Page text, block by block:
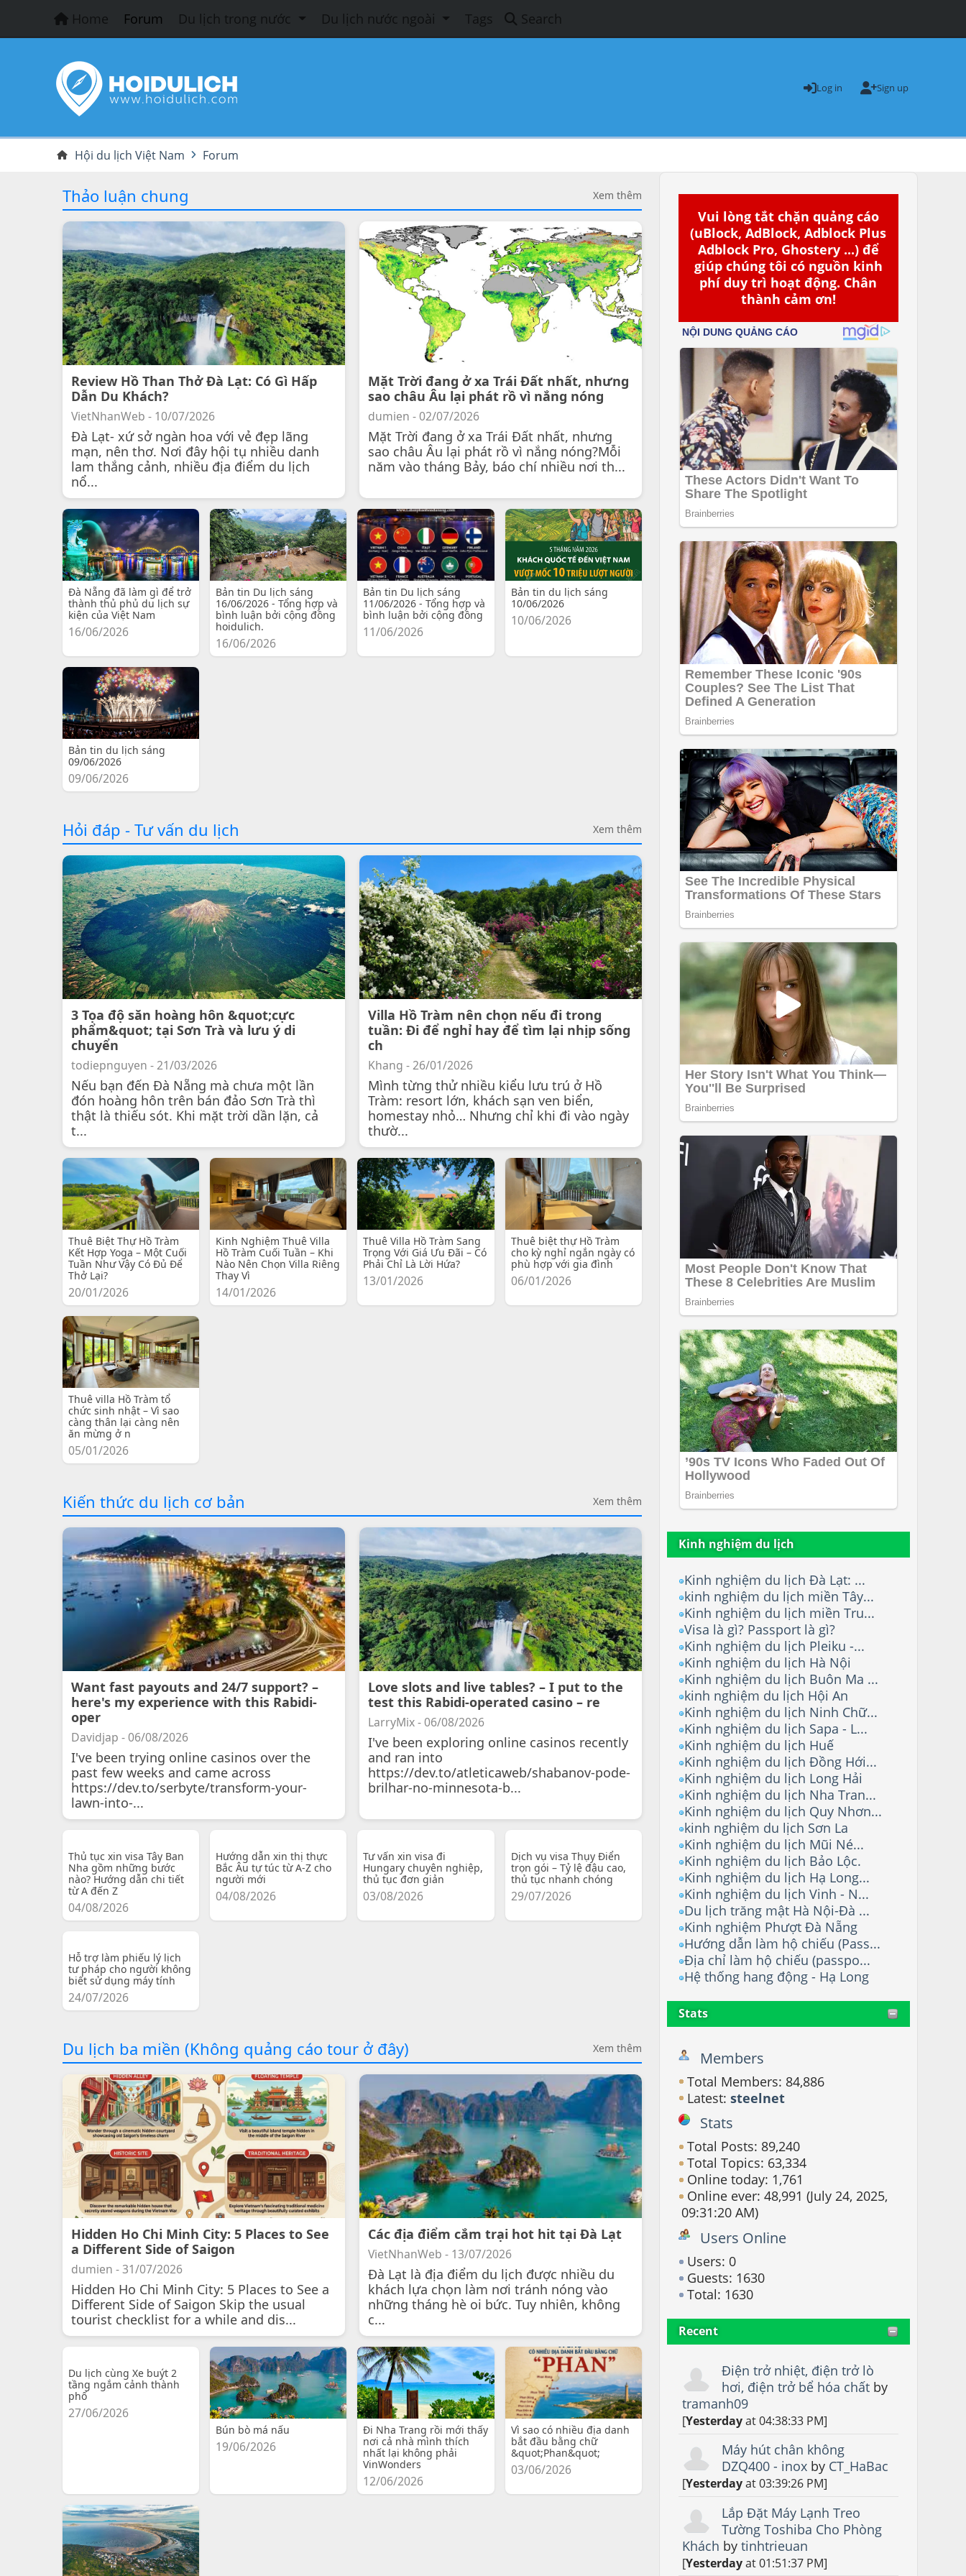
Home Forum Du lịch trong nước Du lịch nước ngoài Tags Search
Log in Sign up
Hội du lịch Việt Nam Forum
Vui lòng tắt chặn quảng cáo
(uBlock, AdBlock, Adblock Plus
Adblock Pro, Ghostery ...) để
giúp chúng tôi có nguồn kinh
phí duy trì hoạt động. Chân
thành cảm ơn!
Kinh nghiệm du lịch
Kinh nghiệm du lịch Đà Lạt: ...
kinh nghiệm du lịch miền Tây...
Kinh nghiệm du lịch miền Tru...
Visa là gì? Passport là gì?
Kinh nghiệm du lịch Pleiku -...
Kinh nghiệm du lịch Hà Nội
Kinh nghiệm du lịch Buôn Ma ...
kinh nghiệm du lịch Hội An
Kinh nghiệm du lịch Ninh Chữ...
Kinh nghiệm du lịch Sapa - L...
Kinh nghiệm du lịch Huế
Kinh nghiệm du lịch Đồng Hới...
Kinh nghiệm du lịch Long Hải
Kinh nghiệm du lịch Nha Tran...
Kinh nghiệm du lịch Quy Nhơn...
kinh nghiệm du lịch Sơn La
Kinh nghiệm du lịch Mũi Né...
Kinh nghiệm du lịch Bảo Lộc.
Kinh nghiệm du lịch Hạ Long...
Kinh nghiệm du lịch Vinh - N...
Du lịch trăng mật Hà Nội-Đà ...
Kinh nghiệm Phượt Đà Nẵng
Hướng dẫn làm hộ chiếu (Pass...
Địa chỉ làm hộ chiếu (passpo...
Hệ thống hang động - Hạ Long
Stats
Members
Total Members: 84,886
Latest:steelnet
Stats
Total Posts: 89,240
Total Topics: 63,334
Online today: 1,761
Online ever: 48,991 (July 24, 2025,
09:31:20 AM)
Users Online
Users: 0
Guests: 1630
Total: 1630
Recent
Điện trở nhiệt, điện trở lò
hơi, điện trở bể hóa chấtby
tramanh09
[Yesterdayat 04:38:33 PM]
Máy hút chân không
DZQ400 - inoxby CT_HaBac
[Yesterdayat 03:39:26 PM]
Lắp Đặt Máy Lạnh Treo
Tường Toshiba Cho Phòng
Khách bytinhtrieuan
[Yesterdayat 01:51:37 PM]
Thảo luận chung Xem thêm
Review Hồ Than Thở Đà Lạt: Có Gì Hấp
Dẫn Du Khách?
VietNhanWeb - 10/07/2026
Đà Lạt- xứ sở ngàn hoa với vẻ đẹp lãng
mạn, nên thơ. Nơi đây hội tụ nhiều danh
lam thắng cảnh, nhiều địa điểm du lịch
nổ...
Mặt Trời đang ở xa Trái Đất nhất, nhưng
sao châu Âu lại phát rồ vì nắng nóng
dumien - 02/07/2026
Mặt Trời đang ở xa Trái Đất nhất, nhưng
sao châu Âu lại phát rồ vì nắng nóng?Mỗi
năm vào tháng Bảy, báo chí nhiều nơi th...
Đà Nẵng đã làm gì để trở
thành thủ phủ du lịch sự
kiện của Việt Nam
16/06/2026
Bản tin Du lịch sáng
16/06/2026 - Tổng hợp và
bình luận bởi cộng đồng
hoidulich.
16/06/2026
Bản tin Du lịch sáng
11/06/2026 - Tổng hợp và
bình luận bởi cộng đồng
11/06/2026
Bản tin du lịch sáng
10/06/2026
10/06/2026
Bản tin du lịch sáng
09/06/2026
09/06/2026
Hỏi đáp - Tư vấn du lịch Xem thêm
3 Tọa độ săn hoàng hôn &quot;cực
phẩm&quot; tại Sơn Trà và lưu ý di
chuyển
todiepnguyen - 21/03/2026
Nếu bạn đến Đà Nẵng mà chưa một lần
đón hoàng hôn trên bán đảo Sơn Trà thì
thật là thiếu sót. Khi mặt trời dần lặn, cả
t...
Villa Hồ Tràm nên chọn nếu đi trong
tuần: Đi để nghỉ hay để tìm lại nhịp sống
ch
Khang - 26/01/2026
Mình từng thử nhiều kiểu lưu trú ở Hồ
Tràm: resort lớn, khách sạn ven biển,
homestay nhỏ… Nhưng chỉ khi đi vào ngày
thườ...
Thuê Biệt Thự Hồ Tràm
Kết Hợp Yoga – Một Cuối
Tuần Như Vậy Có Đủ Để
Thở Lại?
20/01/2026
Kinh Nghiệm Thuê Villa
Hồ Tràm Cuối Tuần – Khi
Nào Nên Chọn Villa Riêng
Thay Vì
14/01/2026
Thuê Villa Hồ Tràm Sang
Trọng Với Giá Ưu Đãi – Có
Phải Chỉ Là Lời Hứa?
13/01/2026
Thuê biệt thự Hồ Tràm
cho kỳ nghỉ ngắn ngày có
phù hợp với gia đình
06/01/2026
Thuê villa Hồ Tràm tổ
chức sinh nhật – Vì sao
càng thân lại càng nên
ăn mừng ở n
05/01/2026
Kiến thức du lịch cơ bản Xem thêm
Want fast payouts and 24/7 support? –
here's my experience with this Rabidi-
oper
Davidjap - 06/08/2026
I've been trying online casinos over the
past few weeks and came across
https://dev.to/serbyte/transform-your-
lawn-into-...
Love slots and live tables? – I put to the
test this Rabidi-operated casino – re
LarryMix - 06/08/2026
I've been exploring online casinos recently
and ran into
https://dev.to/atleticaweb/shabanov-pode-
brilhar-no-minnesota-b...
Thủ tục xin visa Tây Ban
Nha gồm những bước
nào? Hướng dẫn chi tiết
từ A đến Z
04/08/2026
Hướng dẫn xin thị thực
Bắc Âu tự túc từ A-Z cho
người mới
04/08/2026
Tư vấn xin visa đi
Hungary chuyên nghiệp,
thủ tục đơn giản
03/08/2026
Dịch vụ visa Thụy Điển
trọn gói – Tỷ lệ đậu cao,
thủ tục nhanh chóng
29/07/2026
Hỗ trợ làm phiếu lý lịch
tư pháp cho người không
biết sử dụng máy tính
24/07/2026
Du lịch ba miền (Không quảng cáo tour ở đây) Xem thêm
Hidden Ho Chi Minh City: 5 Places to See
a Different Side of Saigon
dumien - 31/07/2026
Hidden Ho Chi Minh City: 5 Places to See a
Different Side of Saigon Skip the usual
tourist checklist for a while and dis...
Các địa điểm cắm trại hot hit tại Đà Lạt
VietNhanWeb - 13/07/2026
Đà Lạt là địa điểm du lịch được nhiều du
khách lựa chọn làm nơi tránh nóng vào
những tháng hè oi bức. Tuy nhiên, không
c...
Du lịch cùng Xe buýt 2
tầng ngắm cảnh thành
phố
27/06/2026
Bún bò má nấu
19/06/2026
Đi Nha Trang rồi mới thấy
nơi cả nhà mình thích
nhất lại không phải
VinWonders
12/06/2026
Vì sao có nhiều địa danh
bắt đầu bằng chữ
&quot;Phan&quot;
03/06/2026